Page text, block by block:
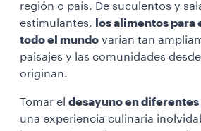
región o país. De suculentos y
estimulantes,
los alimentos para
todo el mundo varían tan
paisajes y las comunidades
originan.
Tomar el desayuno en diferentes
una experiencia culinaria